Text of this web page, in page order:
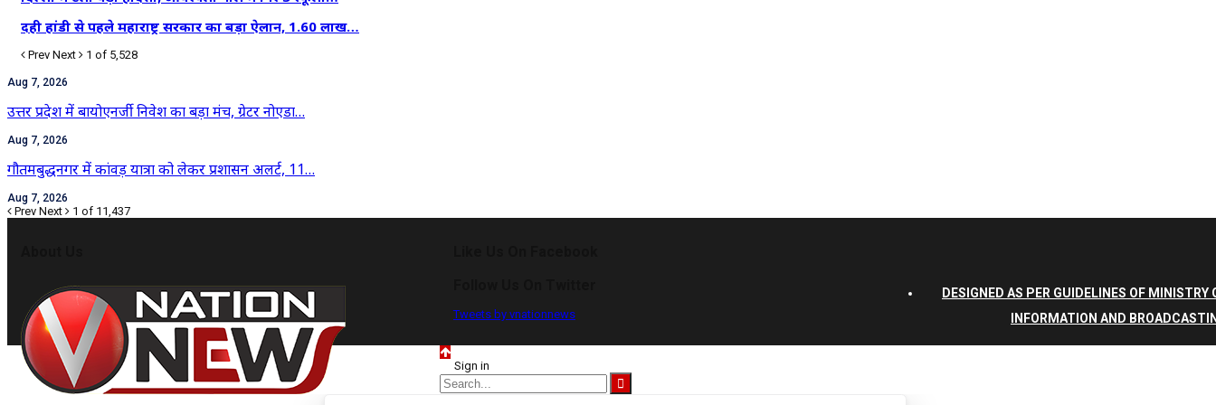
दही हांडी से पहले महाराष्ट्र सरकार का बड़ा ऐलान, 1.60 लाख…
Prev Next 1 of 5,528
Aug 7, 2026
उत्तर प्रदेश में बायोएनर्जी निवेश का बड़ा मंच, ग्रेटर नोएडा…
Aug 7, 2026
गौतमबुद्धनगर में कांवड़ यात्रा को लेकर प्रशासन अलर्ट, 11…
Aug 7, 2026
Prev Next 1 of 11,437
Tweets by vnationnews
DESIGNED AS PER GUIDELINES OF MINISTRY
INFORMATION AND
Sign in